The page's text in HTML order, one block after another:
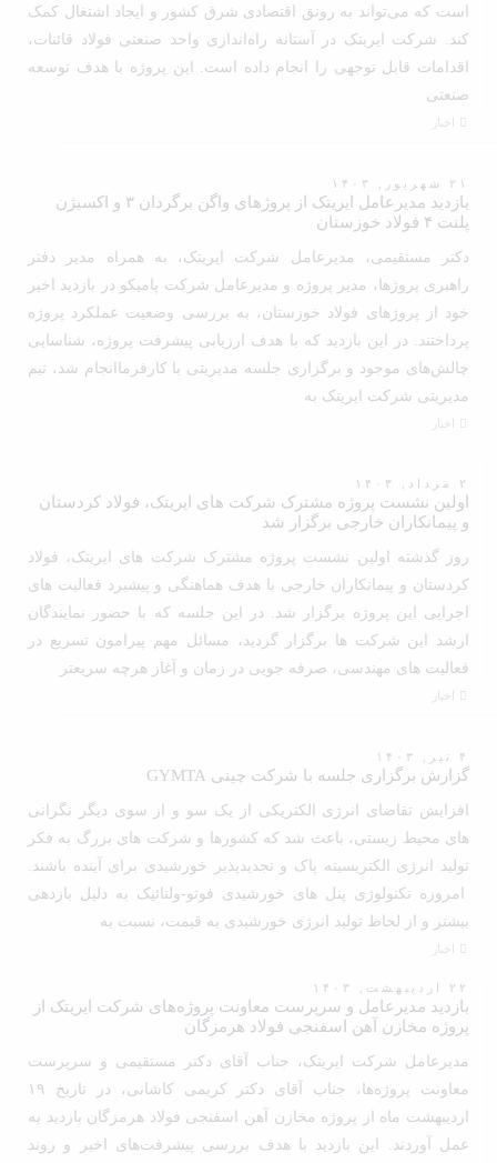
است که می‌تواند به رونق اقتصادی شرق کشور و ایجاد اشتغال کمک
کند. شرکت ایریتک در آستانه راه‌اندازی واحد صنعتی فولاد قائنات،
اقدامات قابل توجهی را انجام داده است. این پروژه با هدف توسعه
صنعتی
اخبار
۲۱ شهریور, ۱۴۰۳
بازدید مدیرعامل ایریتک از پروژهای واگن برگردان ۳ و اکسیژن
پلنت ۴ فولاد خوزستان
دکتر مستقیمی، مدیرعامل شرکت ایریتک، به همراه مدیر دفتر
راهبری پروژها، مدیر پروژه و مدیرعامل شرکت پامیکو در بازدید اخیر
خود از پروژهای فولاد خوزستان، به بررسی وضعیت عملکرد پروژه
پرداختند. در این بازدید که با هدف ارزیابی پیشرفت پروژه، شناسایی
چالش‌های موجود و برگزاری جلسه مدیریتی با کارفرماانجام شد، تیم
مدیریتی شرکت ایریتک به
اخبار
۲ مرداد, ۱۴۰۳
اولین نشست پروژه مشترک شرکت های ایریتک، فولاد کردستان
و پیمانکاران خارجی برگزار شد
روز گذشته اولین نشست پروژه مشترک شرکت های ایریتک، فولاد
کردستان و پیمانکاران خارجی با هدف هماهنگی و پیشبرد فعالیت های
اجرایی این پروژه برگزار شد. در این جلسه که با حضور نمایندگان
ارشد این شرکت ها برگزار گردید، مسائل مهم پیرامون تسریع در
فعالیت های مهندسی، صرفه جویی در زمان و آغاز هرچه سریعتر
اخبار
۴ تیر, ۱۴۰۳
گزارش برگزاری جلسه با شرکت چینی GYMTA
افزایش تقاضای انرژی الکتریکی از یک سو و از سوی دیگر نگرانی
های محیط زیستی، باعث شد که کشورها و شرکت های بزرگ به فکر
تولید انرژی الکتریسیته پاک و تجدیدپذیر خورشیدی برای آینده باشند.
امروزه تکنولوژی پنل های خورشیدی فوتو-ولتائیک به دلیل بازدهی
بیشتر و از لحاظ تولید انرژی خورشیدی به قیمت، نسبت به
اخبار
۲۲ اردیبهشت, ۱۴۰۳
بازدید مدیرعامل و سرپرست معاونت پروژه‌های شرکت ایریتک از
پروژه مخازن آهن اسفنجی فولاد هرمزگان
مدیرعامل شرکت ایریتک، جناب آقای دکتر مستقیمی و سرپرست
معاونت پروژه‌ها، جناب آقای دکتر کریمی کاشانی، در تاریخ ۱۹
اردیبهشت ماه از پروژه مخازن آهن اسفنجی فولاد هرمزگان بازدید به
عمل آوردند. این بازدید با هدف بررسی پیشرفت‌های اخیر و روند